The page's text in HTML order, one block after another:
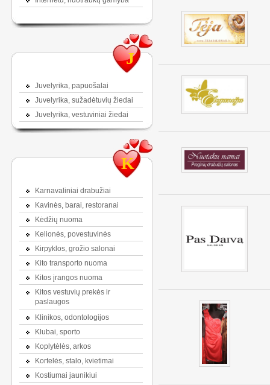
J
Juvelyrika, papuošalai
Juvelyrika, sužadėtuvių žiedai
Juvelyrika, vestuviniai žiedai
K
Karnavaliniai drabužiai
Kavinės, barai, restoranai
Kėdžių nuoma
Kelionės, povestuvinės
Kirpyklos, grožio salonai
Kito transporto nuoma
Kitos įrangos nuoma
Kitos vestuvių prekės ir
paslaugos
Klinikos, odontologijos
Klubai, sporto
Koplytėlės, arkos
Kortelės, stalo, kvietimai
Kostiumai jaunikiui